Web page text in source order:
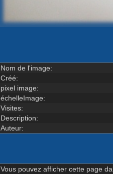
Nom de l'image:
Créé:
pixel image:
échelleImage:
Visites:
Description:
Auteur:
Vous pouvez afficher cette page